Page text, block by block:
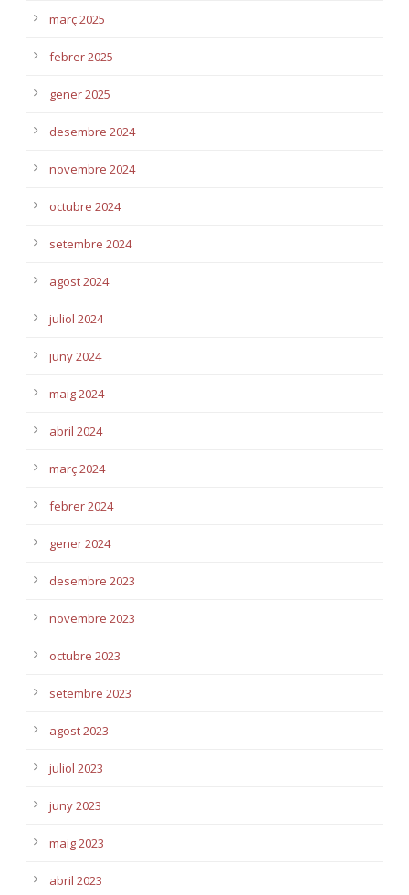
març 2025
febrer 2025
gener 2025
desembre 2024
novembre 2024
octubre 2024
setembre 2024
agost 2024
juliol 2024
juny 2024
maig 2024
abril 2024
març 2024
febrer 2024
gener 2024
desembre 2023
novembre 2023
octubre 2023
setembre 2023
agost 2023
juliol 2023
juny 2023
maig 2023
abril 2023